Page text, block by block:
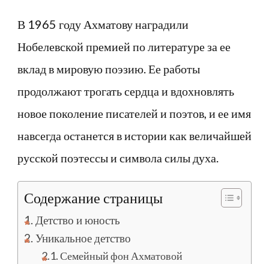
В 1965 году Ахматову наградили
Нобелевской премией по литературе за ее
вклад в мировую поэзию. Ее работы
продолжают трогать сердца и вдохновлять
новое поколение писателей и поэтов, и ее имя
навсегда останется в истории как величайшей
русской поэтессы и символа силы духа.
Содержание страницы
Детство и юность
Уникальное детство
Семейный фон Ахматовой